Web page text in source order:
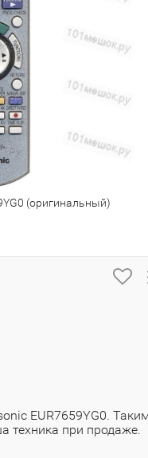
(оригинальный)
EUR7659YG0.
техника при продаже.